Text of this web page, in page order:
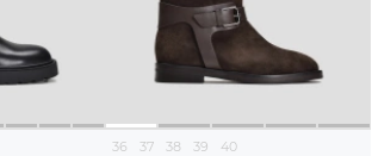
36 37 38 39 40